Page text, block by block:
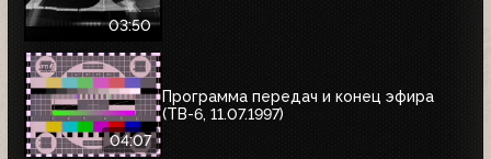
03:50
04:07
Программа передач и конец эфира
(ТВ-6, 11.07.1997)